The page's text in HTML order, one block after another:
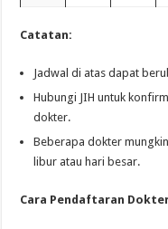
Catatan:
Jadwal di atas dapat
Hubungi JIH untuk
dokter.
Beberapa dokter
libur atau hari besar.
Cara Pendaftaran